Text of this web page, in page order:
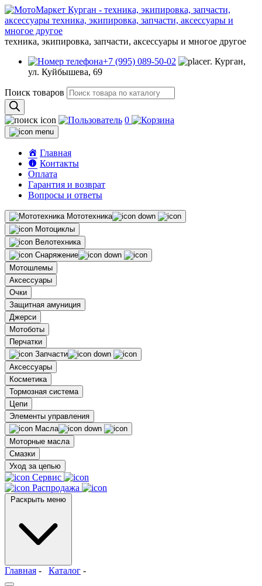
техника, экипировка, запчасти, аксессуары и многое другое
+7 (995) 089-50-02
г. Курган,
ул. Куйбышева, 69
Поиск товаров
0
Главная
Контакты
Оплата
Гарантия и возврат
Вопросы и ответы
Мототехника
Мотоциклы
Велотехника
Снаряжение
Мотошлемы
Аксессуары
Очки
Защитная амуниция
Джерси
Мотоботы
Перчатки
Запчасти
Аксессуары
Косметика
Тормозная система
Цепи
Элементы управления
Масла
Моторные масла
Смазки
Уход за цепью
Сервис
Распродажа
Главная - Каталог -